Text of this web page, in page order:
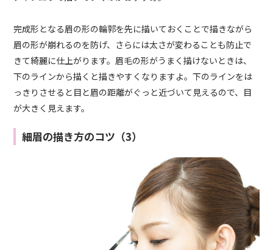
完成形となる眉の形の輪郭を先に描いておくことで描きながら
眉の形が崩れるのを防げ、さらには太さが変わることも防止で
きて綺麗に仕上がります。眉毛の形がうまく描けないときは、
下のラインから描くと描きやすくなりますよ。下のラインをは
っきりさせると目と眉の距離がぐっと近づいて見えるので、目
が大きく見えます。
細眉の描き方のコツ（3）